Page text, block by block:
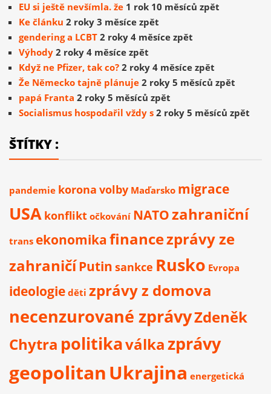
EU si ještě nevšímla. že 1 rok 10 měsíců zpět
Ke článku 2 roky 3 měsíce zpět
gendering a LCBT 2 roky 4 měsíce zpět
Výhody 2 roky 4 měsíce zpět
Když ne Pfizer, tak co? 2 roky 4 měsíce zpět
Že Německo tajně plánuje 2 roky 5 měsíců zpět
papá Franta 2 roky 5 měsíců zpět
Socialismus hospodařil vždy s 2 roky 5 měsíců zpět
ŠTÍTKY :
pandemie korona volby Maďarsko migrace
USA konflikt očkování NATOzahraniční
trans ekonomikafinancezprávy ze
zahraničíPutin sankce Rusko Evropa
ideologie děti zprávy z domova
necenzurované zprávyZdeněk
Chytra politikaválkazprávy
geopolitanUkrajina energetická